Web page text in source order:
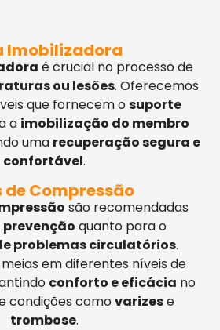
Imobilizadora
é crucial no processo de
ou lesões. Oferecemos
que fornecem osuporte
a imobilização do membro
uma recuperação segura e
confortável.
de Compressão
são recomendadas
prevenção quanto para o
problemas circulatórios.
em diferentes níveis de
conforto e eficácia no
condições comovarizese
trombose.